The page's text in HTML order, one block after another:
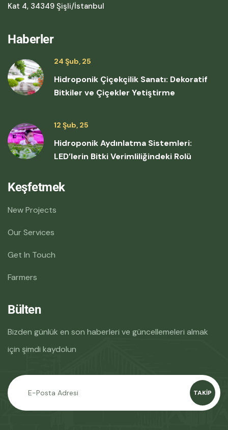
Kat 4, 34349 Şişli/İstanbul
Haberler
24 Şub, 25
Hidroponik Çiçekçilik Sanatı: Dekoratif
Bitkiler ve Çiçekler Yetiştirme
12 Şub, 25
Hidroponik Aydınlatma Sistemleri:
LED’lerin Bitki Verimliliğindeki Rolü
Keşfetmek
New Projects
Our Services
Get In Touch
Farmers
Bülten
Bizden günlük en son haberleri ve güncellemeleri almak
için şimdi kaydolun
TAKIP